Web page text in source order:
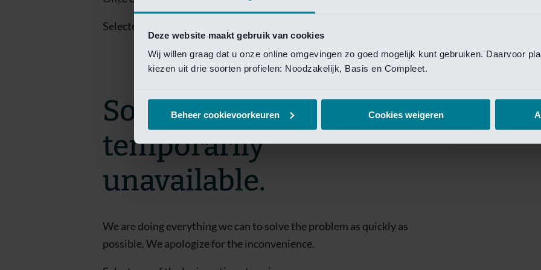
Deze website maakt gebruik van cookies
Wij willen graag dat u onze online omgevingen zo goed mogelijk kunt gebruiken. Daarvoor
kiezen uit drie soorten profielen: Noodzakelijk, Basis en Compleet.
Beheer cookievoorkeuren Cookies weigeren
Van Lanschot
Selecteer een van de login opties om toegang te krijgen.
Sorry! This page is
temporarily
unavailable.
We are doing everything we can to solve the problem as quickly as
possible. We apologize for the inconvenience.